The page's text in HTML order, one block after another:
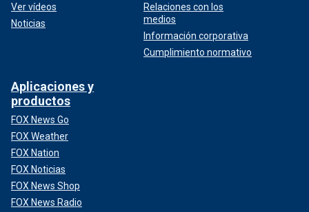
Ver vídeos
Noticias
Relaciones con los
medios
Información corporativa
Cumplimiento normativo
Aplicaciones y
productos
FOX News Go
FOX Weather
FOX Nation
FOX Noticias
FOX News Shop
FOX News Radio